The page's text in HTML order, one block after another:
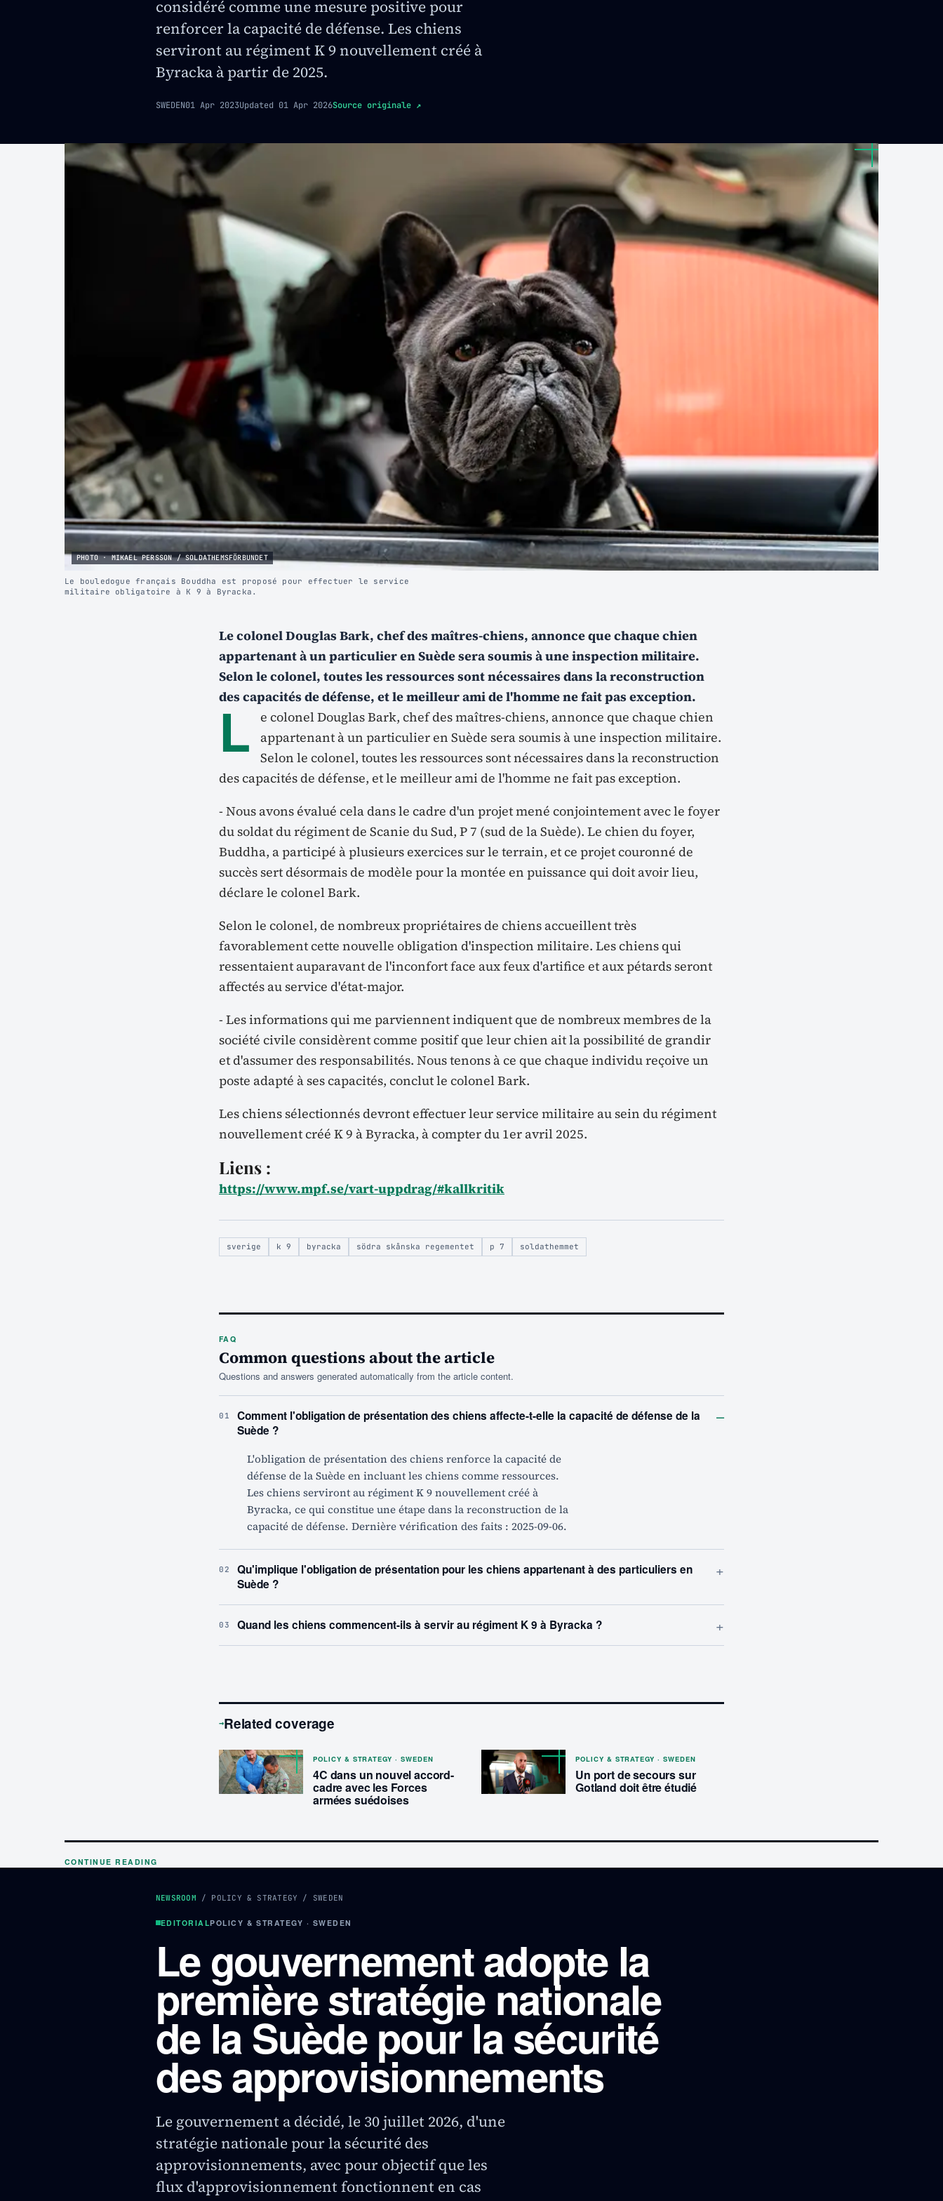
considéré comme une mesure positive pour
renforcer la capacité de défense. Les chiens
serviront au régiment K 9 nouvellement créé à
Byracka à partir de 2025.
SWEDEN01 Apr 2023Updated 01 Apr 2026Source originale ↗
PHOTO · MIKAEL PERSSON / SOLDATHEMSFÖRBUNDET
Le bouledogue français Bouddha est proposé pour effectuer le service
militaire obligatoire à K 9 à Byracka.
Le colonel Douglas Bark, chef des maîtres-chiens, annonce que chaque chien
appartenant à un particulier en Suède sera soumis à une inspection militaire.
Selon le colonel, toutes les ressources sont nécessaires dans la reconstruction
des capacités de défense, et le meilleur ami de l'homme ne fait pas exception.
L
e colonel Douglas Bark, chef des maîtres-chiens, annonce que chaque chien
appartenant à un particulier en Suède sera soumis à une inspection militaire.
Selon le colonel, toutes les ressources sont nécessaires dans la reconstruction
des capacités de défense, et le meilleur ami de l'homme ne fait pas exception.
- Nous avons évalué cela dans le cadre d'un projet mené conjointement avec le foyer
du soldat du régiment de Scanie du Sud, P 7 (sud de la Suède). Le chien du foyer,
Buddha, a participé à plusieurs exercices sur le terrain, et ce projet couronné de
succès sert désormais de modèle pour la montée en puissance qui doit avoir lieu,
déclare le colonel Bark.
Selon le colonel, de nombreux propriétaires de chiens accueillent très
favorablement cette nouvelle obligation d'inspection militaire. Les chiens qui
ressentaient auparavant de l'inconfort face aux feux d'artifice et aux pétards seront
affectés au service d'état-major.
- Les informations qui me parviennent indiquent que de nombreux membres de la
société civile considèrent comme positif que leur chien ait la possibilité de grandir
et d'assumer des responsabilités. Nous tenons à ce que chaque individu reçoive un
poste adapté à ses capacités, conclut le colonel Bark.
Les chiens sélectionnés devront effectuer leur service militaire au sein du régiment
nouvellement créé K 9 à Byracka, à compter du 1er avril 2025.
Liens :
https://www.mpf.se/vart-uppdrag/#kallkritik
sverige k 9 byracka södra skånska regementet p 7 soldathemmet
FAQ
Common questions about the article
Questions and answers generated automatically from the article content.
01
Comment l'obligation de présentation des chiens affecte-t-elle la capacité de défense de la
Suède ?
–
L'obligation de présentation des chiens renforce la capacité de
défense de la Suède en incluant les chiens comme ressources.
Les chiens serviront au régiment K 9 nouvellement créé à
Byracka, ce qui constitue une étape dans la reconstruction de la
capacité de défense. Dernière vérification des faits : 2025-09-06.
02
Qu'implique l'obligation de présentation pour les chiens appartenant à des particuliers en
Suède ?
+
03 Quand les chiens commencent-ils à servir au régiment K 9 à Byracka ? +
→Related coverage
POLICY & STRATEGY · SWEDEN
4C dans un nouvel accord-
cadre avec les Forces
armées suédoises
POLICY & STRATEGY · SWEDEN
Un port de secours sur
Gotland doit être étudié
CONTINUE READING
NEWSROOM / POLICY & STRATEGY / SWEDEN
EDITORIALPOLICY & STRATEGY · SWEDEN
Le gouvernement adopte la
première stratégie nationale
de la Suède pour la sécurité
des approvisionnements
Le gouvernement a décidé, le 30 juillet 2026, d'une
stratégie nationale pour la sécurité des
approvisionnements, avec pour objectif que les
flux d'approvisionnement fonctionnent en cas